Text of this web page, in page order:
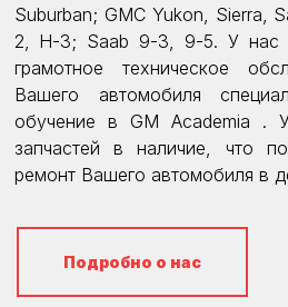
Suburban; GMC Yukon, Sierra,
2, H-3; Saab 9-3, 9-5. У нас
грамотное техническое
Вашего автомобиля
обучение в GM Academia .
запчастей в наличие, что
ремонт Вашего автомобиля в
Подробно о нас